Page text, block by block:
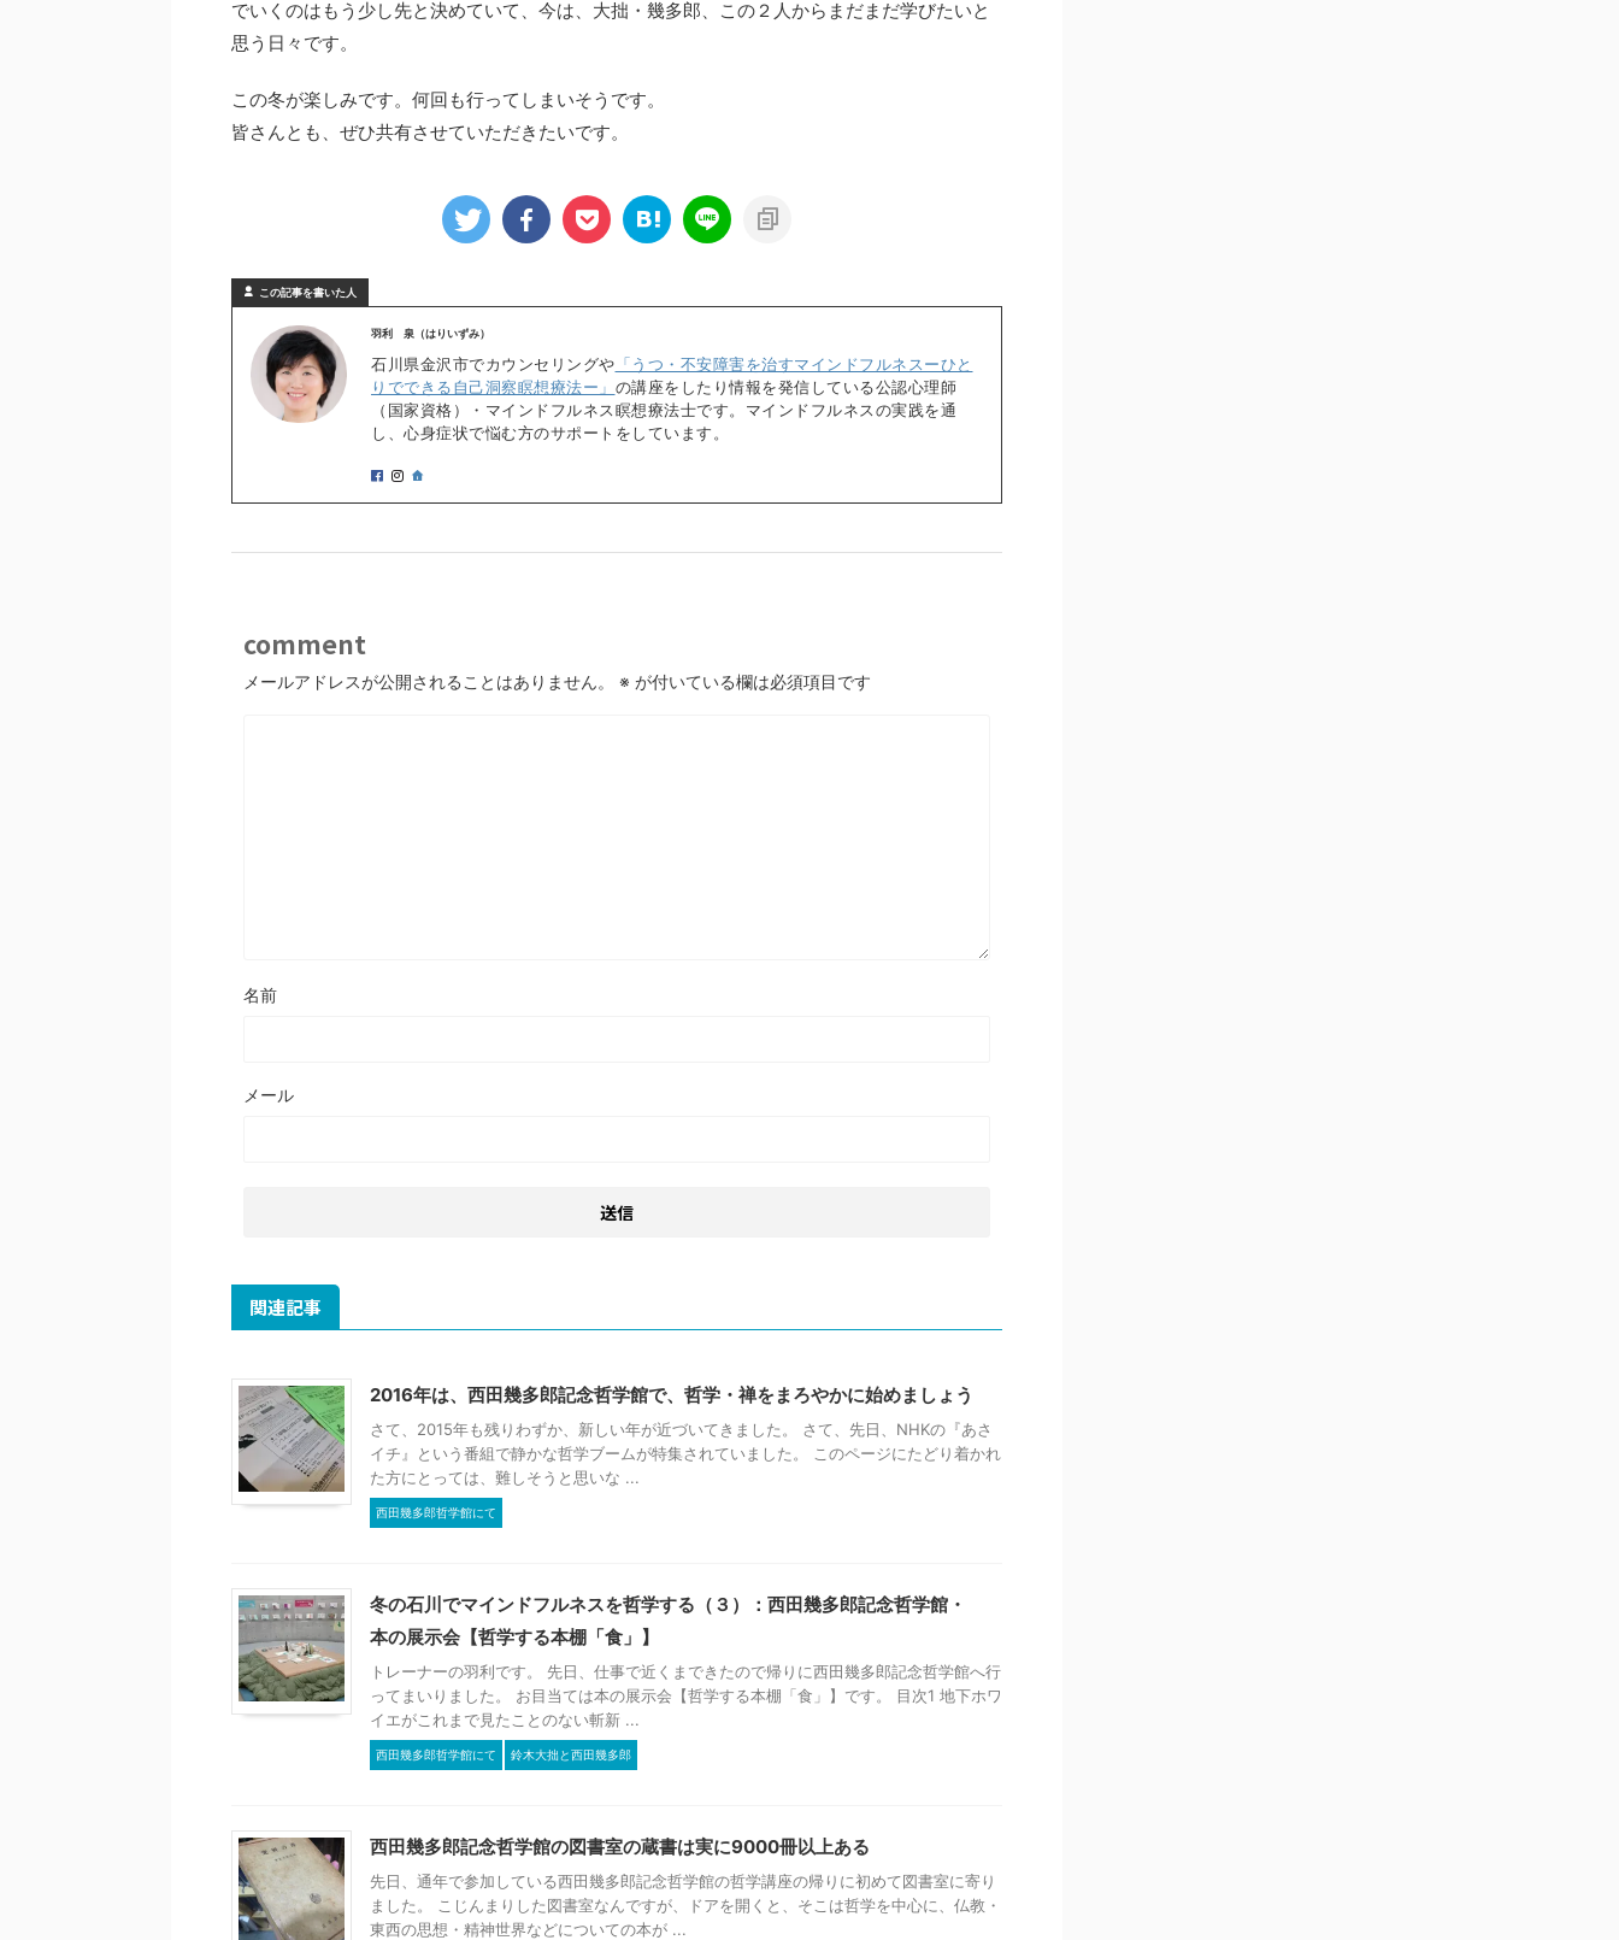
でいくのはもう少し先と決めていて、今は、大拙・幾多郎、この２人からまだまだ学びたいと
思う日々です。
この冬が楽しみです。何回も行ってしまいそうです。
皆さんとも、ぜひ共有させていただきたいです。
この記事を書いた人
羽利 泉（はりいずみ）
石川県金沢市でカウンセリングや 「うつ・不安障害を治すマインドフルネスーひと
りでできる自己洞察瞑想療法ー」 の講座をしたり情報を発信している公認心理師
（国家資格）・マインドフルネス瞑想療法士です。マインドフルネスの実践を通
し、心身症状で悩む方のサポートをしています。
comment
メールアドレスが公開されることはありません。 ※ が付いている欄は必須項目です
名前
メール
関連記事
2016年は、西田幾多郎記念哲学館で、哲学・禅をまろやかに始めましょう
さて、2015年も残りわずか、新しい年が近づいてきました。 さて、先日、NHKの『あさ
イチ』という番組で静かな哲学ブームが特集されていました。 このページにたどり着かれ
た方にとっては、難しそうと思いな ...
西田幾多郎哲学館にて
冬の石川でマインドフルネスを哲学する（３）：西田幾多郎記念哲学館・
本の展示会【哲学する本棚「食」】
トレーナーの羽利です。 先日、仕事で近くまできたので帰りに西田幾多郎記念哲学館へ行
ってまいりました。 お目当ては本の展示会【哲学する本棚「食」】です。 目次1 地下ホワ
イエがこれまで見たことのない斬新 ...
西田幾多郎哲学館にて 鈴木大拙と西田幾多郎
西田幾多郎記念哲学館の図書室の蔵書は実に9000冊以上ある
先日、通年で参加している西田幾多郎記念哲学館の哲学講座の帰りに初めて図書室に寄り
ました。 こじんまりした図書室なんですが、ドアを開くと、そこは哲学を中心に、仏教・
東西の思想・精神世界などについての本が ...